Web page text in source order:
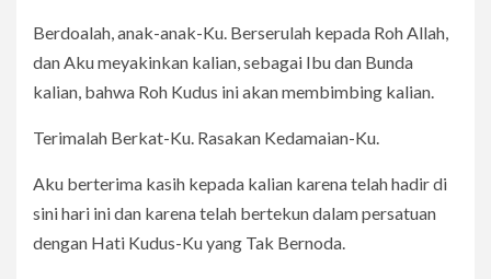
Berdoalah, anak-anak-Ku. Berserulah kepada Roh Allah,
dan Aku meyakinkan kalian, sebagai Ibu dan Bunda
kalian, bahwa Roh Kudus ini akan membimbing kalian.
Terimalah Berkat-Ku. Rasakan Kedamaian-Ku.
Aku berterima kasih kepada kalian karena telah hadir di
sini hari ini dan karena telah bertekun dalam persatuan
dengan Hati Kudus-Ku yang Tak Bernoda.